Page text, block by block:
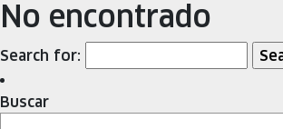
No encontrado
Search for:
Buscar